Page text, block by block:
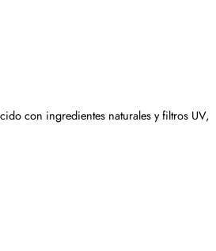
con ingredientes naturales y filtros UV,